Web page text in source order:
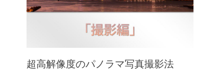
超高解像度のパノラマ写真撮影法